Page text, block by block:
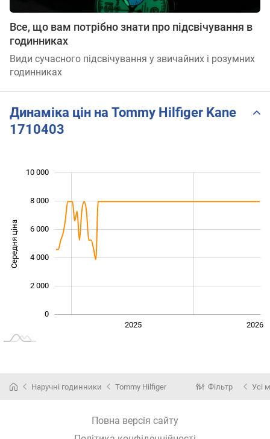
Все, що вам потрібно знати про підсвічування в
годинниках
Види сучасного підсвічування у звичайних і розумних
годинниках
Динаміка цін на Tommy Hilfiger Kane
1710403
Середня ціна
0
2 000
4 000
6 000
8 000
10 000
2025 2026
Наручні годинники Tommy Hilfiger Фільтр Усі
Повна версія сайту